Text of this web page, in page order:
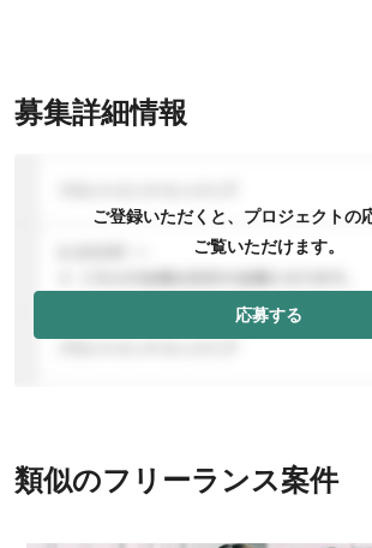
募集詳細情報
ご登録いただくと、プロジェクトの
ご覧いただけます。
応募する
類似のフリーランス案件